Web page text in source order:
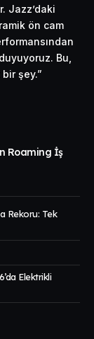
Jazz’daki
ön cam
Bu,
şey.”
Roaming İş
Rekoru: Tek
Elektrikli